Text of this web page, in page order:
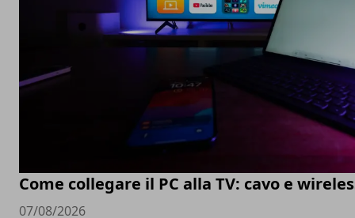
Come collegare il PC alla TV: cavo e
07/08/2026